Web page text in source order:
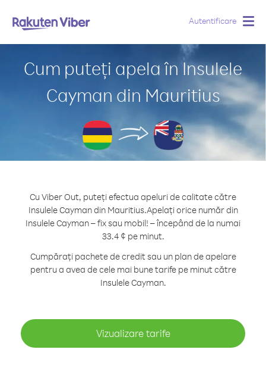
Autentificare
Cum puteți apela în Insulele
Cayman din Mauritius
Cu Viber Out, puteți efectua apeluri de calitate către
Insulele Cayman din Mauritius.Apelați orice număr din
Insulele Cayman – fix sau mobil! – începând de la numai
33.4 ¢ pe minut.
Cumpărați pachete de credit sau un plan de apelare
pentru a avea de cele mai bune tarife pe minut către
Insulele Cayman.
Vizualizare tarife